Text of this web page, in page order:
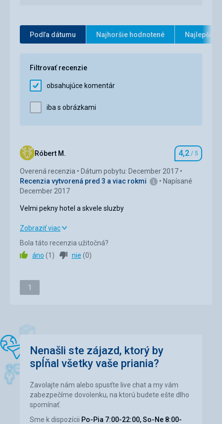
Služby 4,0/ 5
Strava
Chutna a rozmanita
Velmi mili a ustretovi personál
Podľa dátumu Najhoršie hodnotené Najlepšie
Filtrovať recenzie
obsahujúce komentár
iba s obrázkami
Róbert M. Hodnotenie
4,2 / 5
Overená recenzia
Dátum pobytu: December 2017
Recenzia vytvorená pred 3 a viac rokmi
Napísané
December 2017
Velmi pekny hotel a skvele sluzby
Velmi pekny hotel a skvele sluzby
Strava
Okolie
Cena
Strava
Chutna a rozmanita
Ubytovanie
Izby pekne a udrziavane
Služby
Velmi mili a ustretovi personál
Zobraziť viac
Bola táto recenzia užitočná?
áno (1) nie (0)
Stránka
1
Nenašli ste zájazd, ktorý by
spĺňal všetky vaše priania?
Zavolajte nám alebo spusťte live chat a my vám
zabezpečíme dovolenku, na ktorú budete ešte dlho
spomínať.
Sme k dispozícii Po-Pia 7:00-22:00, So-Ne 8:00-